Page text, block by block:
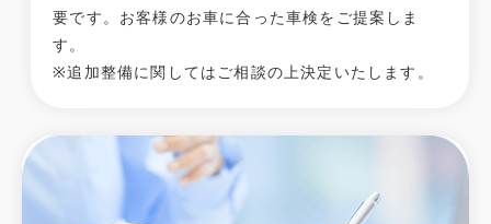
要です。お客様のお車に合った車検をご提案しま
す。
※追加整備に関してはご相談の上決定いたします。